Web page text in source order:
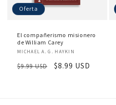
Oferta
El compañerismo misionero
de William Carey
Proveedor:
MICHAEL A. G. HAYKIN
Precio
$9.99 USD
Precio
$8.99 USD